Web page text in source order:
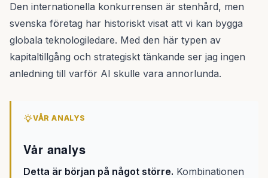
Den internationella konkurrensen är stenhård, men
svenska företag har historiskt visat att vi kan bygga
globala teknologiledare. Med den här typen av
kapitaltillgång och strategiskt tänkande ser jag ingen
anledning till varför AI skulle vara annorlunda.
VÅR ANALYS
Vår analys
Detta är början på något större. Kombinationen